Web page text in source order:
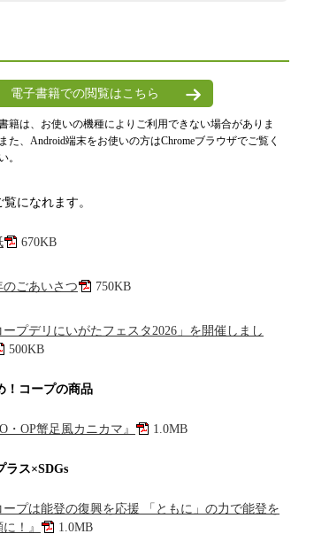
電子書籍での閲覧はこちら
籍は、お使いの機種によりご利用できない場合がありま
た、Android端末をお使いの方はChromeブラウザでご覧く
。
覧になれます。
670KB
のごあいさつ 750KB
ープデリにいがたフェスタ2026」を開催しまし
500KB
！コープの商品
・OP蟹足風カニカマ』 1.0MB
ラス×SDGs
ープは能登の復興を応援 「ともに」の力で能登を
！』
1.0MB